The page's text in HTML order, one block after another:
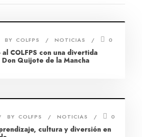
BY COLFPS NOTICIAS 0
COLFPS con una divertida
Quijote de la Mancha
BY COLFPS NOTICIAS 0
cultura y diversión en